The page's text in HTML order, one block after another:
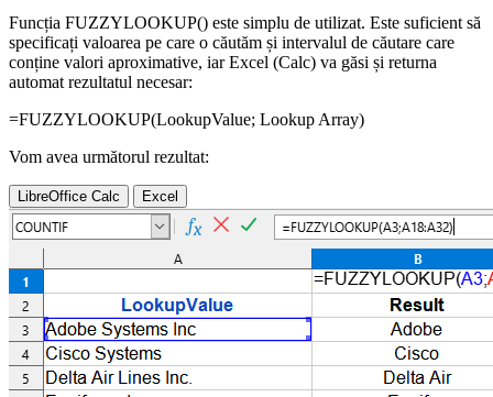
Funcția FUZZYLOOKUP() este simplu de utilizat. Este suficient să
specificați valoarea pe care o căutăm și intervalul de căutare care
conține valori aproximative, iar Excel (Calc) va găsi și returna
automat rezultatul necesar:
=FUZZYLOOKUP(LookupValue; Lookup Array)
Vom avea următorul rezultat:
LibreOffice Calc Excel